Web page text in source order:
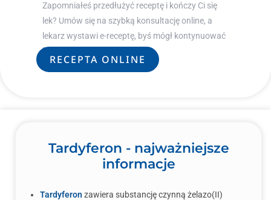
Zapomniałeś przedłużyć receptę i kończy Ci się
lek? Umów się na szybką konsultację online, a
lekarz wystawi e-receptę, byś mógł kontynuować
leczenie.
RECEPTA ONLINE
Tardyferon - najważniejsze
informacje
Tardyferon zawiera substancję czynną żelazo(II)